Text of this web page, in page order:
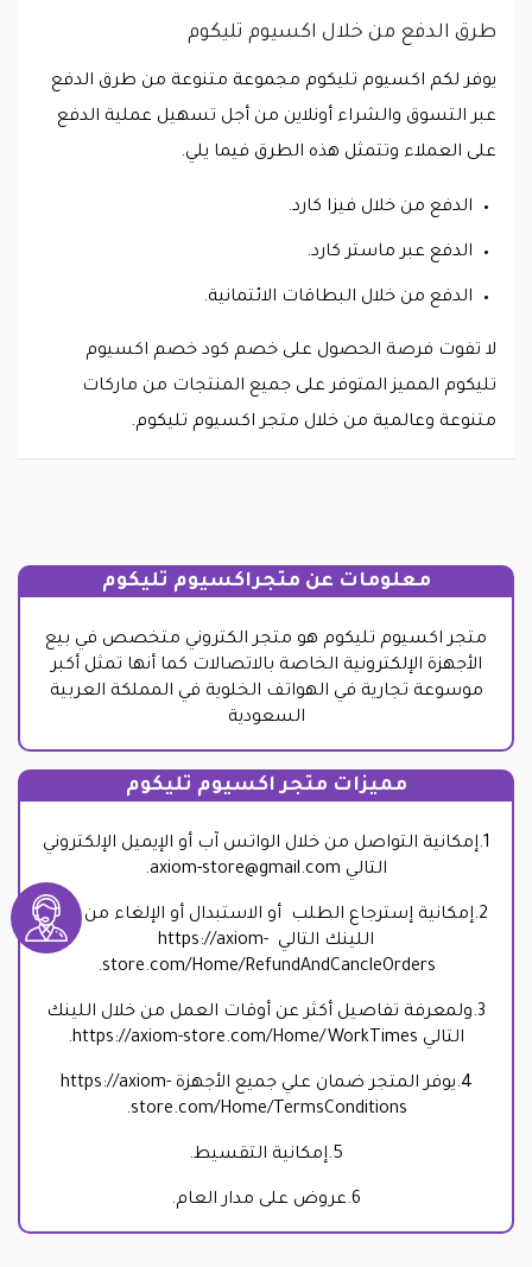
طرق الدفع من خلال اكسيوم تليكوم
يوفر لكم اكسيوم تليكوم مجموعة متنوعة من طرق الدفع
عبر التسوق والشراء أونلاين من أجل تسهيل عملية الدفع
على العملاء وتتمثل هذه الطرق فيما يلي.
الدفع من خلال فيزا كارد.
الدفع عبر ماستر كارد.
الدفع من خلال البطاقات الائتمانية.
لا تفوت فرصة الحصول على خصم كود خصم اكسيوم
تليكوم المميز المتوفر على جميع المنتجات من ماركات
متنوعة وعالمية من خلال متجر اكسيوم تليكوم.
معلومات عن متجراكسيوم تليكوم
متجر اكسيوم تليكوم هو متجر الكتروني متخصص في بيع
الأجهزة الإلكترونية الخاصة بالاتصالات كما أنها تمثل أكبر
موسوعة تجارية في الهواتف الخلوية في المملكة العربية
السعودية
مميزات متجر اكسيوم تليكوم
1.إمكانية التواصل من خلال الواتس آب أو الإيميل الإلكتروني
التالي axiom-store@gmail.com
.
2.إمكانية إسترجاع الطلب أو الاستبدال أو الإلغاء من خلال
اللينك التالي https://axiom-
store.com/Home/RefundAndCancleOrders
.
3.ولمعرفة تفاصيل أكثر عن أوقات العمل من خلال اللينك
التالي https://axiom-store.com/Home/WorkTimes
.
4.يوفر المتجر ضمان علي جميع الأجهزة
https://axiom-
store.com/Home/TermsConditions
.
5.إمكانية التقسيط.
6.عروض على مدار العام.